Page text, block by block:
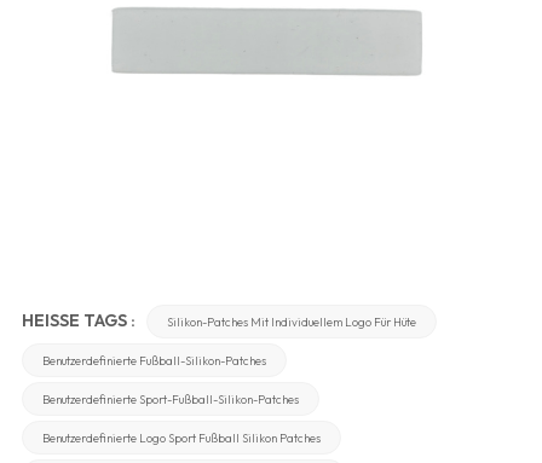
HEISSE TAGS : Silikon-Patches Mit Individuellem Logo Für Hüte
Benutzerdefinierte Fußball-Silikon-Patches
Benutzerdefinierte Sport-Fußball-Silikon-Patches
Benutzerdefinierte Logo Sport Fußball Silikon Patches